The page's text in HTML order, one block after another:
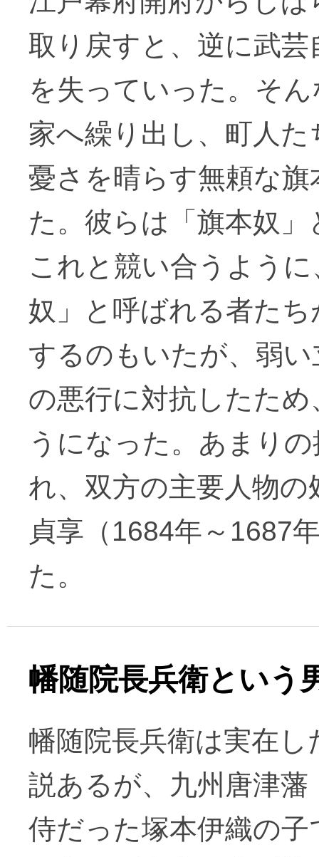
取り戻すと、逆に武
を失っていった。そ
家へ繰り出し、町人
憂さを晴らす無頼な
た。彼らは「旗本奴
これと競い合うよう
奴」と呼ばれる者た
するのもいたが、弱
の悪行に対抗したた
うになった。あまり
れ、双方の主要人物
貞享（1684年～1687
た。
幡随院長兵衛という
幡随院長兵衛は実在
説あるが、九州唐津
侍だった塚本伊織の